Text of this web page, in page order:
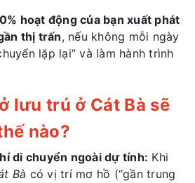
hoạt động của bạn xuất phát
thị trấn, nếu không mỗi ngày
lặp lại” và làm hành trình
lưu trú ở Cát Bà sẽ
nào?
di chuyển ngoài dự tính: Khi
Bà có vị trí mơ hồ (“gần trung